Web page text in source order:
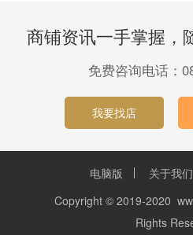
商铺资讯一手掌握，
免费咨询电话：
我要找店
电脑版 关于我们
Copyright © 2019-2020
Rights